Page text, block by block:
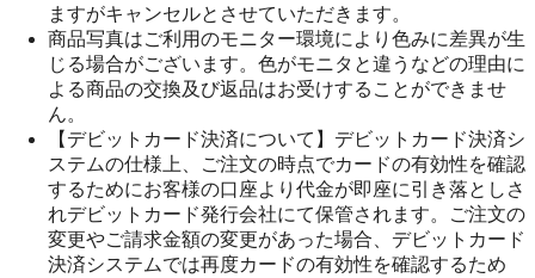
ますがキャンセルとさせていただきます。
商品写真はご利用のモニター環境により色みに差異が生
じる場合がございます。色がモニタと違うなどの理由に
よる商品の交換及び返品はお受けすることができませ
ん。
【デビットカード決済について】デビットカード決済シ
ステムの仕様上、ご注文の時点でカードの有効性を確認
するためにお客様の口座より代金が即座に引き落としさ
れデビットカード発行会社にて保管されます。ご注文の
変更やご請求金額の変更があった場合、デビットカード
決済システムでは再度カードの有効性を確認するため